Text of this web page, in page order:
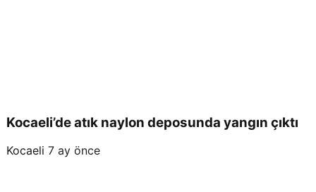
Kocaeli’de atık naylon deposunda yangın çıktı
Kocaeli 7 ay önce